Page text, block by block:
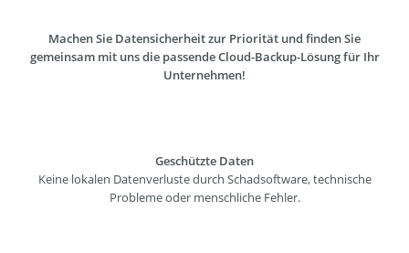
Machen Sie Datensicherheit zur Priorität und finden Sie
gemeinsam mit uns die passende Cloud-Backup-Lösung für Ihr
Unternehmen!
Geschützte Daten
Keine lokalen Datenverluste durch Schadsoftware, technische
Probleme oder menschliche Fehler.